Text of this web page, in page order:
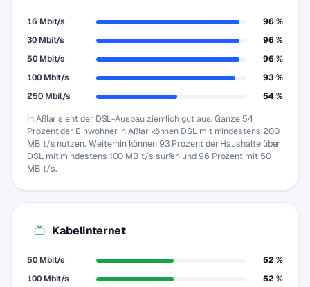
16 Mbit/s
96 %
30 Mbit/s
96 %
50 Mbit/s
96 %
100 Mbit/s
93 %
250 Mbit/s
54 %
In Aßlar sieht der DSL-Ausbau ziemlich gut aus. Ganze 54
Prozent der Einwohner in Aßlar können DSL mit mindestens 200
MBit/s nutzen. Weiterhin können 93 Prozent der Haushalte über
DSL mit mindestens 100 MBit/s surfen und 96 Prozent mit 50
MBit/s.
Kabelinternet
50 Mbit/s
52 %
100 Mbit/s
52 %